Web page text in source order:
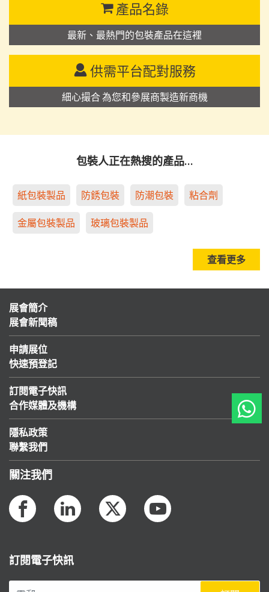
產品名錄
最新、最熱門的包裝產品在這裡
供需平台配對服務
細心撮合 為您和參展商製造新商機
包裝人正在熱搜的產品…
紙包裝製品 防銹包裝 防潮包裝 粘合劑
金屬包裝製品 玻璃包裝製品
查看更多
展會簡介
展會新聞稿
申請展位
快速預登記
訂閱電子快訊
合作媒體及機構
隱私政策
聯繫我們
關注我們
訂閱電子快訊